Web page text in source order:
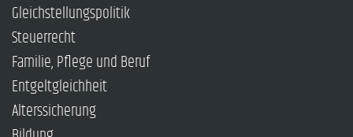
Gleichstellungspolitik
Steuerrecht
Familie, Pflege und Beruf
Entgeltgleichheit
Alterssicherung